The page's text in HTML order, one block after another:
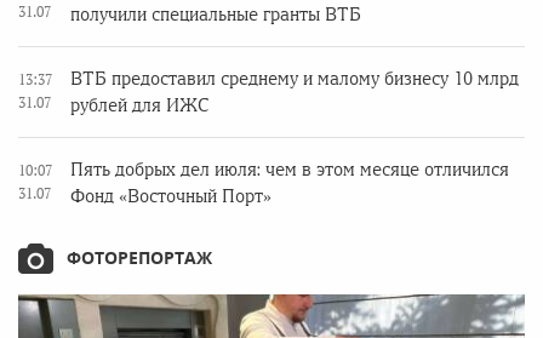
31.07
получили специальные гранты ВТБ
13:37
31.07
ВТБ предоставил среднему и малому бизнесу 10 млрд
рублей для ИЖС
10:07
31.07
Пять добрых дел июля: чем в этом месяце отличился
Фонд «Восточный Порт»
ФОТОРЕПОРТАЖ